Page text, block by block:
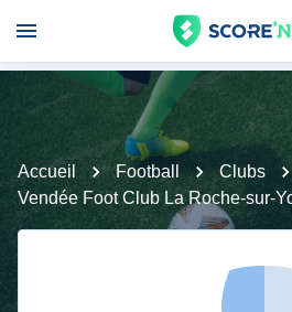
Accueil Football Clubs
Vendée Foot Club La Roche-sur-